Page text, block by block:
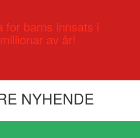
for barns innsats i
av år!
NYHENDE